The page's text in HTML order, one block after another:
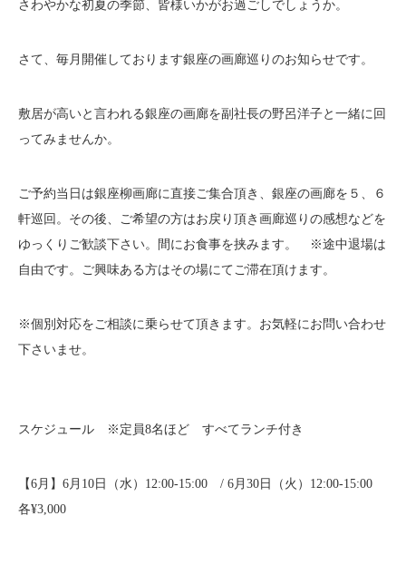
さわやかな初夏の季節、皆様いかがお過ごしでしょうか。
さて、毎月開催しております銀座の画廊巡りのお知らせです。
敷居が高いと言われる銀座の画廊を副社長の野呂洋子と一緒に回
ってみませんか。
ご予約当日は銀座柳画廊に直接ご集合頂き、銀座の画廊を５、６
軒巡回。その後、ご希望の方はお戻り頂き画廊巡りの感想などを
ゆっくりご歓談下さい。間にお食事を挟みます。 ※途中退場は
自由です。ご興味ある方はその場にてご滞在頂けます。
※個別対応をご相談に乗らせて頂きます。お気軽にお問い合わせ
下さいませ。
スケジュール ※定員8名ほど すべてランチ付き
【6月】6月10日（水）12:00-15:00 / 6月30日（火）12:00-15:00
各¥3,000